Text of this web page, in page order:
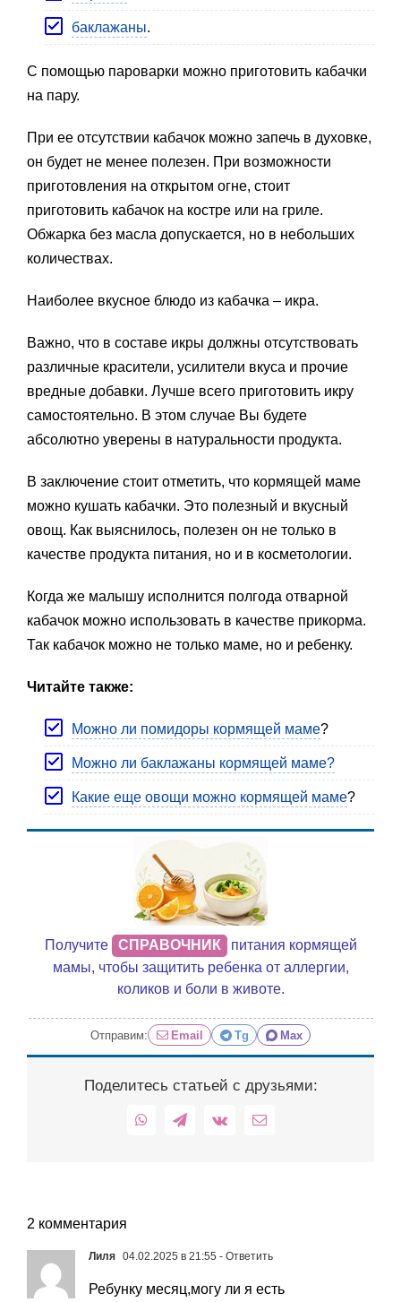
баклажаны.
С помощью пароварки можно приготовить кабачки
на пару.
При ее отсутствии кабачок можно запечь в духовке,
он будет не менее полезен. При возможности
приготовления на открытом огне, стоит
приготовить кабачок на костре или на гриле.
Обжарка без масла допускается, но в небольших
количествах.
Наиболее вкусное блюдо из кабачка – икра.
Важно, что в составе икры должны отсутствовать
различные красители, усилители вкуса и прочие
вредные добавки. Лучше всего приготовить икру
самостоятельно. В этом случае Вы будете
абсолютно уверены в натуральности продукта.
В заключение стоит отметить, что кормящей маме
можно кушать кабачки. Это полезный и вкусный
овощ. Как выяснилось, полезен он не только в
качестве продукта питания, но и в косметологии.
Когда же малышу исполнится полгода отварной
кабачок можно использовать в качестве прикорма.
Так кабачок можно не только маме, но и ребенку.
Читайте также:
Можно ли помидоры кормящей маме?
Можно ли баклажаны кормящей маме?
Какие еще овощи можно кормящей маме?
Получите СПРАВОЧНИК
питания кормящей
мамы, чтобы защитить ребенка от аллергии,
коликов и боли в животе.
Отправим: Email Tg Max
Поделитесь статьей с друзьями:
WhatsAppTelegram
Vk Email
2 комментария
Лиля 04.02.2025 в 21:55 - Ответить
Ребунку месяц,могу ли я есть